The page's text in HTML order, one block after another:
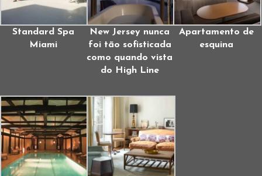
Standard Spa
Miami
New Jersey nunca
foi tão sofisticada
como quando vista
do High Line
Apartamento de
esquina